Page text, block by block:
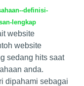
definisi-
lengkap
website
website
sedang hits saat
anda.
dipahami sebagai